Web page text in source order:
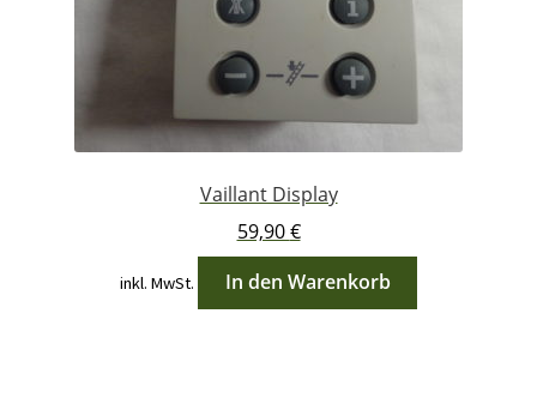
Vaillant Display
59,90€
inkl. MwSt. In den Warenkorb